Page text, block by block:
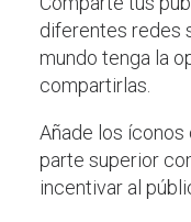
diferentes redes
mundo tenga la
compartirlas.
Añade los
parte superior
incentivar al